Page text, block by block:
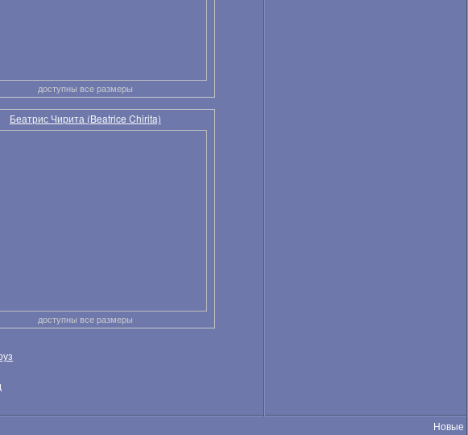
доступны все размеры
Беатрис Чирита (Beatrice Chirita)
доступны все размеры